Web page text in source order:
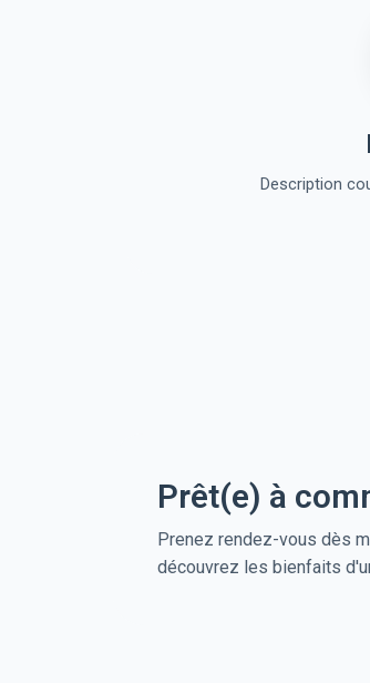
Description
Prêt(e) à
Prenez rendez-vous dès
découvrez les bienfaits